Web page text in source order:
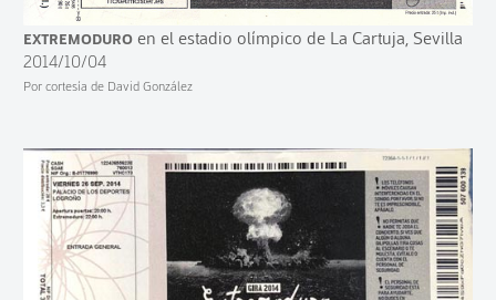
Extremoduro en el estadio olímpico de La Cartuja, Sevilla
2014/10/04
Por cortesía de David González